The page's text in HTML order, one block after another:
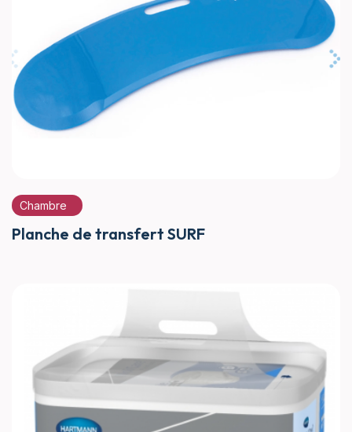
Chambre
Planche de transfert SURF